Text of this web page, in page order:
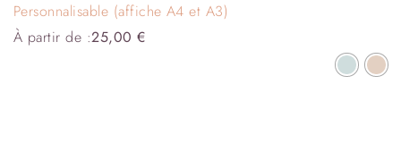
Personnalisable (affiche A4 et A3)
À partir de :25,00€